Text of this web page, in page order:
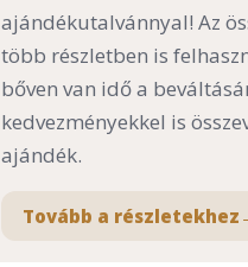
ajándékutalvánnyal! Az
több részletben is
bőven van idő a
kedvezményekkel is
ajándék.
Tovább a részletekhez